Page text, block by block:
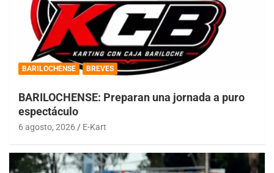
BARILOCHENSE BREVES
BARILOCHENSE: Preparan una jornada a puro
espectáculo
6 agosto, 2026 E-Kart